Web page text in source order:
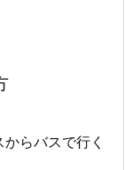
らバスで行く